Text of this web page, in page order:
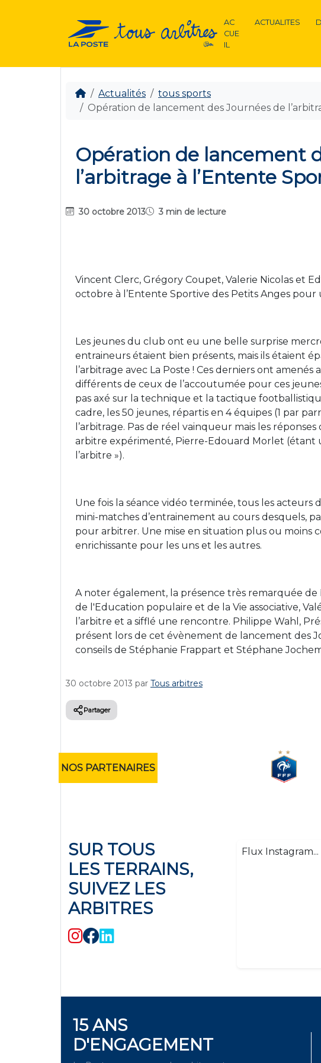
AC
CUE
IL
ACTUALITES
Actualités
tous sports
Opération de lancement des Journées de
Opération de lancement
l’arbitrage à l’Entente
30 octobre 2013 3 min de lecture
Vincent Clerc, Grégory Coupet, Valerie Nicolas et
octobre à l’Entente Sportive des Petits Anges
Les jeunes du club ont eu une belle surprise
entraineurs étaient bien présents, mais ils étaient
l’arbitrage avec La Poste ! Ces derniers ont
différents de ceux de l’accoutumée pour ces
pas axé sur la technique et la tactique
cadre, les 50 jeunes, répartis en 4 équipes (1 par
l’arbitrage. Pas de réel vainqueur mais les
arbitre expérimenté, Pierre-Edouard Morlet (étant
l’arbitre »).
Une fois la séance vidéo terminée, tous les
mini-matches d’entrainement au cours desquels,
pour arbitrer. Une mise en situation plus ou moins
enrichissante pour les uns et les autres.
A noter également, la présence très remarquée de
de l'Education populaire et de la Vie associative,
l’arbitre et a sifflé une rencontre. Philippe Wahl,
présent lors de cet évènement de lancement des
conseils de Stéphanie Frappart et Stéphane
30 octobre 2013 par Tous arbitres
Partager
NOS PARTENAIRES
SUR TOUS
LES TERRAINS,
SUIVEZ LES
ARBITRES
Flux Instagram...
15 ANS
D'ENGAGEMENT